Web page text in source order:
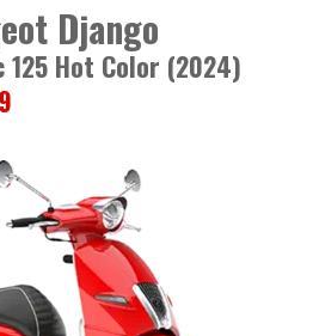
Django
125 Hot Color (2024)